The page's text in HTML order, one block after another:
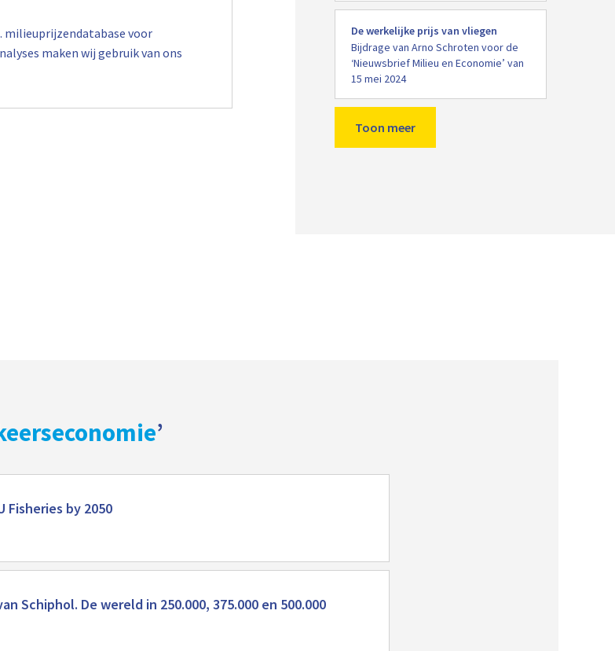
milieuprijzendatabase voor
maken wij gebruik van ons
De werkelijke prijs van vliegen
Bijdrage van Arno Schroten voor de
‘Nieuwsbrief Milieu en Economie’ van
15 mei 2024
meer
Toon meer
’
Fisheries by 2050
Schiphol. De wereld in 250.000, 375.000 en 500.000